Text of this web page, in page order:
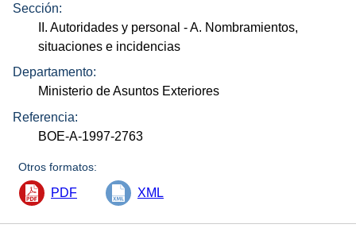
Sección:
II. Autoridades y personal - A. Nombramientos,
situaciones e incidencias
Departamento:
Ministerio de Asuntos Exteriores
Referencia:
BOE-A-1997-2763
Otros formatos:
PDF XML